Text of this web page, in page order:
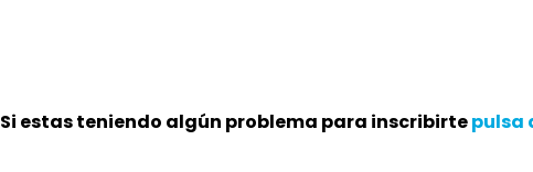
Si estas teniendo algún problema para inscribirtepulsa